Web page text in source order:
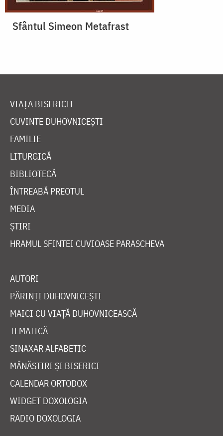
Sfântul Simeon Metafrast
VIAȚA BISERICII
CUVINTE DUHOVNICEȘTI
FAMILIE
LITURGICĂ
BIBLIOTECĂ
ÎNTREABĂ PREOTUL
MEDIA
ȘTIRI
HRAMUL SFINTEI CUVIOASE PARASCHEVA
AUTORI
PĂRINȚI DUHOVNICEȘTI
MAICI CU VIAȚĂ DUHOVNICEASCĂ
TEMATICĂ
SINAXAR ALFABETIC
MĂNĂSTIRI ȘI BISERICI
CALENDAR ORTODOX
WIDGET DOXOLOGIA
RADIO DOXOLOGIA